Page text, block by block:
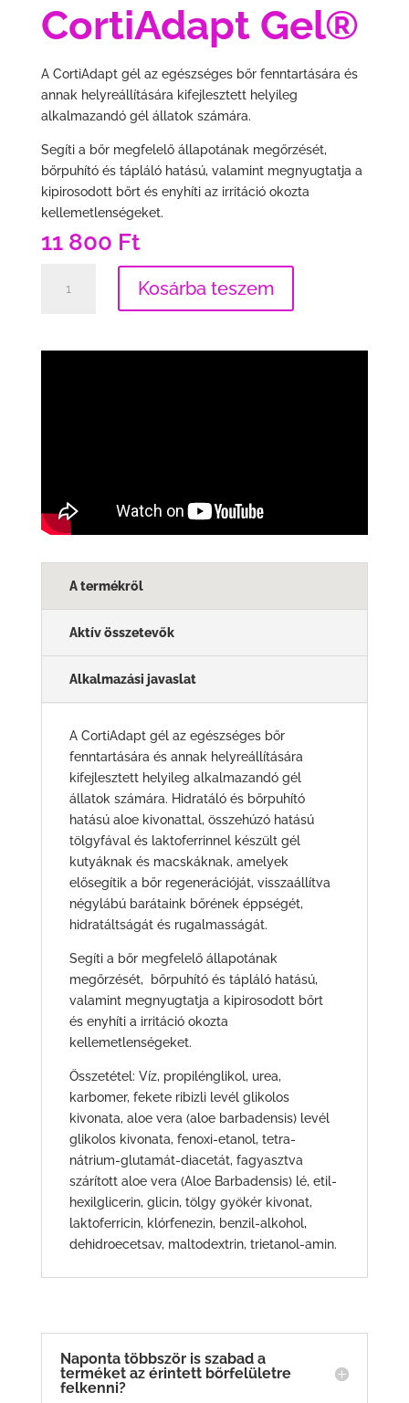
CortiAdapt Gel®
A CortiAdapt gél az egészséges bőr fenntartására és
annak helyreállítására kifejlesztett helyileg
alkalmazandó gél állatok számára.
Segíti a bőr megfelelő állapotának megőrzését,
bőrpuhító és tápláló hatású, valamint megnyugtatja a
kipirosodott bőrt és enyhíti az irritáció okozta
kellemetlenségeket.
11 800 Ft
Gel®
Kosárba teszem
A termékről
Aktív összetevők
Alkalmazási javaslat
A CortiAdapt gél az egészséges bőr
fenntartására és annak helyreállítására
kifejlesztett helyileg alkalmazandó gél
állatok számára. Hidratáló és bőrpuhító
hatású aloe kivonattal, összehúzó hatású
tölgyfával és laktoferrinnel készült gél
kutyáknak és macskáknak, amelyek
elősegítik a bőr regenerációját, visszaállítva
négylábú barátaink bőrének éppségét,
hidratáltságát és rugalmasságát.
Segíti a bőr megfelelő állapotának
megőrzését, bőrpuhító és tápláló hatású,
valamint megnyugtatja a kipirosodott bőrt
és enyhíti a irritáció okozta
kellemetlenségeket.
Összetétel: Víz, propilénglikol, urea,
karbomer, fekete ribizli levél glikolos
kivonata, aloe vera (aloe barbadensis) levél
glikolos kivonata, fenoxi-etanol, tetra-
nátrium-glutamát-diacetát, fagyasztva
szárított aloe vera (Aloe Barbadensis) lé, etil-
hexilglicerin, glicin, tölgy gyökér kivonat,
laktoferricin, klórfenezin, benzil-alkohol,
dehidroecetsav, maltodextrin, trietanol-amin.
Naponta többször is szabad a
terméket az érintett bőrfelületre
felkenni?